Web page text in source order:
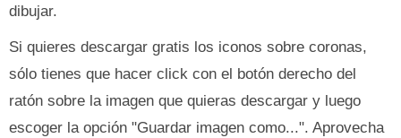
dibujar.
Si quieres descargar gratis los iconos sobre coronas,
sólo tienes que hacer click con el botón derecho del
ratón sobre la imagen que quieras descargar y luego
escoger la opción "Guardar imagen como...". Aprovecha